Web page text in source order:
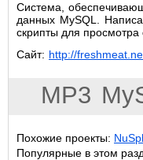
Система,
данных MySQL.
скрипты для
Сайт: http://
MP3
Похожие проекты:
Популярные в этом